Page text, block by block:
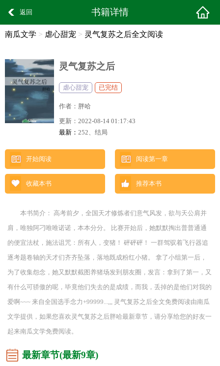
返回 书籍详情
南瓜文学 > 虐心甜宠 > 灵气复苏之后全文阅读
灵气复苏之后
虐心甜宠 已完结
作者： 胖哈
更新： 2022-08-14 01:17:43
最新： 252、结局
开始阅读 阅读第一章
收藏本书 推荐本书
本书简介： 高考前夕，全国天才修炼者们意气风发，欲与天公肩并
肩，唯独阿刁唯唯诺诺，本本分分。 比赛开始后，她默默掏出普普通通
的便宜法杖，施法诅咒：所有人，变猪！ 砰砰砰！ 一群驾驭着飞行器追
逐考题卷轴的天才们齐齐坠落，落地既成粉红小猪。 拿了小组第一后，
为了收集怨念，她又默默截图养猪场发到朋友圈，发言：拿到了第一，又
有什么可骄傲的呢，毕竟他们失去的是成绩，而我，丢掉的是他们对我的
爱啊~~~ 来自全国选手念力+99999...,,, 灵气复苏之后全文免费阅读由南瓜
文学提供，如果您喜欢灵气复苏之后胖哈最新章节，请分享给您的好友一
起来南瓜文学免费阅读。
最新章节(最新9章)